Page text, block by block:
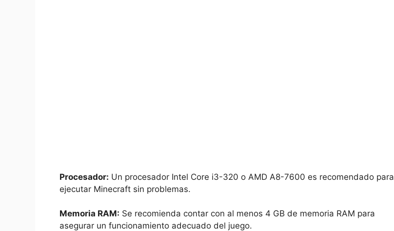
Procesador: Un procesador ⁢Intel Core i3-320 o AMD A8-7600 es⁤ recomendado para
ejecutar Minecraft sin problemas.
Memoria​ RAM: Se recomienda contar con al menos 4 GB de‍ memoria RAM para‌
asegurar un funcionamiento adecuado del juego.